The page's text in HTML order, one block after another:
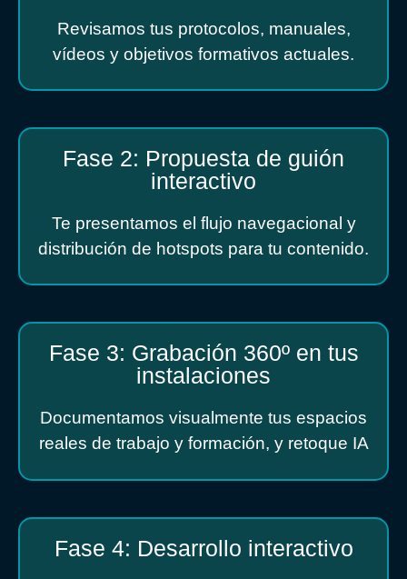
Revisamos tus protocolos, manuales,
vídeos y objetivos formativos actuales.
Fase 2: Propuesta de guión
interactivo
Te presentamos el flujo navegacional y
distribución de hotspots para tu contenido.
Fase 3: Grabación 360º en tus
instalaciones
Documentamos visualmente tus espacios
reales de trabajo y formación, y retoque IA
Fase 4: Desarrollo interactivo